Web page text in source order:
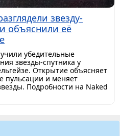
звезду-
объяснили её
убедительные
звезды-спутника у
Открытие объясняет
пульсации и меняет
Подробности на Naked